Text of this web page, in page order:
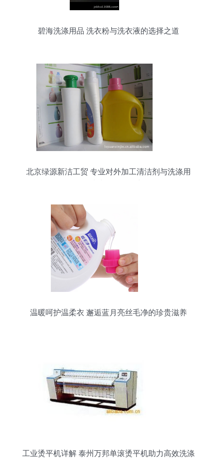
碧海洗涤用品 洗衣粉与洗衣液的选择之道
北京绿源新洁工贸 专业对外加工清洁剂与洗涤用
温暖呵护温柔衣 邂逅蓝月亮丝毛净的珍贵滋养
工业烫平机详解 泰州万邦单滚烫平机助力高效洗涤